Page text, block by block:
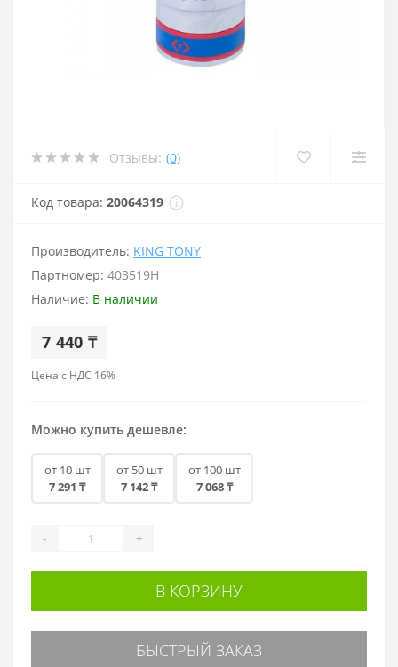
Отзывы: (0)
Код товара: 20064319
Производитель: KING TONY
Партномер: 403519H
Наличие: В наличии
7 440 ₸
Цена с НДС 16%
Можно купить дешевле:
от 10 шт
7 291 ₸
от 50 шт
7 142 ₸
от 100 шт
7 068 ₸
- +
В КОРЗИНУ
БЫСТРЫЙ ЗАКАЗ